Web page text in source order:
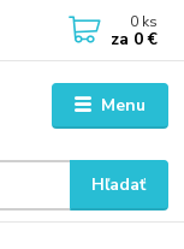
Menu
Hľadať
0 ks
za 0 €